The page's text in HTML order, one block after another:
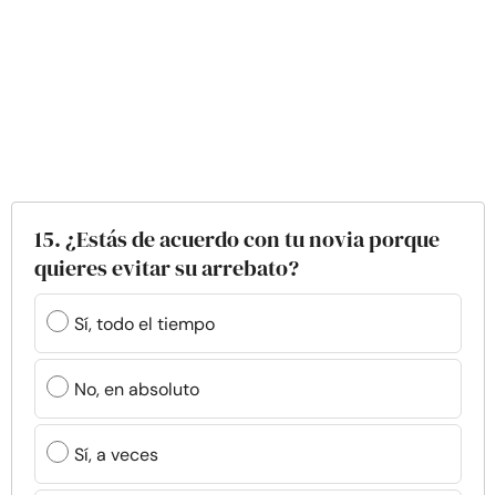
15. ¿Estás de acuerdo con tu novia porque
quieres evitar su arrebato?
Sí, todo el tiempo
No, en absoluto
Sí, a veces